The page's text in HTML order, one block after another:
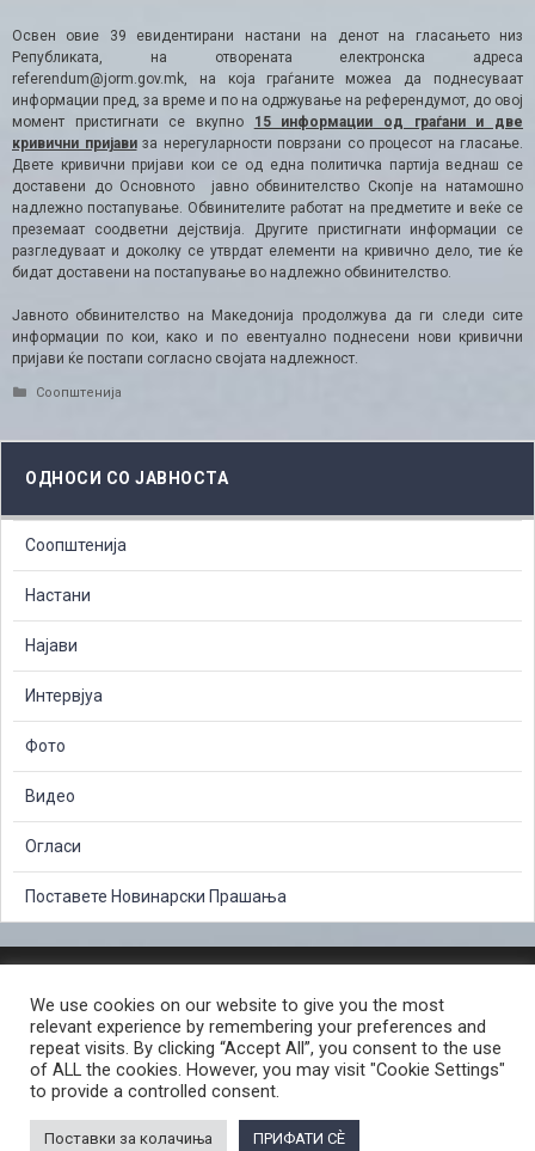
Освен овие 39 евидентирани настани на денот на гласањето низ
Републиката, на отворената електронска адреса
referendum@jorm.gov.mk, на која граѓаните можеа да поднесуваат
информации пред, за време и по на одржување на референдумот, до овој
момент пристигнати се вкупно 15 информации од граѓани и две
кривични пријавиза нерегуларности поврзани со процесот на гласање.
Двете кривични пријави кои се од една политичка партија веднаш се
доставени до Основното јавно обвинителство Скопје на натамошно
надлежно постапување. Обвинителите работат на предметите и веќе се
преземаат соодветни дејствија. Другите пристигнати информации се
разгледуваат и доколку се утврдат елементи на кривично дело, тие ќе
бидат доставени на постапување во надлежно обвинителство.
Јавното обвинителство на Македонија продолжува да ги следи сите
информации по кои, како и по евентуално поднесени нови кривични
пријави ќе постапи согласно својата надлежност.
Categories
Соопштенија
ОДНОСИ СО ЈАВНОСТА
Соопштенија
Настани
Најави
Интервјуа
Фото
Видео
Огласи
Поставете Новинарски Прашања
СЛОБОДЕН ПРИСТАП ДО ИНФОРМАЦИИ ОД ЈАВЕН КАРАКТЕР
ПОСТАПКА ЗА ПРИЈАВА НА КРИВИЧНО ДЕЛО
КОРИСНИ ЛИНКОВИ
ПОЛИТИКА ЗА ПРИВАТНОСТ ВЕБ СТРАНИЦА
We use cookies on our website to give you the most
relevant experience by remembering your preferences and
repeat visits. By clicking “Accept All”, you consent to the use
of ALL the cookies. However, you may visit "Cookie Settings"
to provide a controlled consent.
Поставки за колачиња ПРИФАТИ СÈ